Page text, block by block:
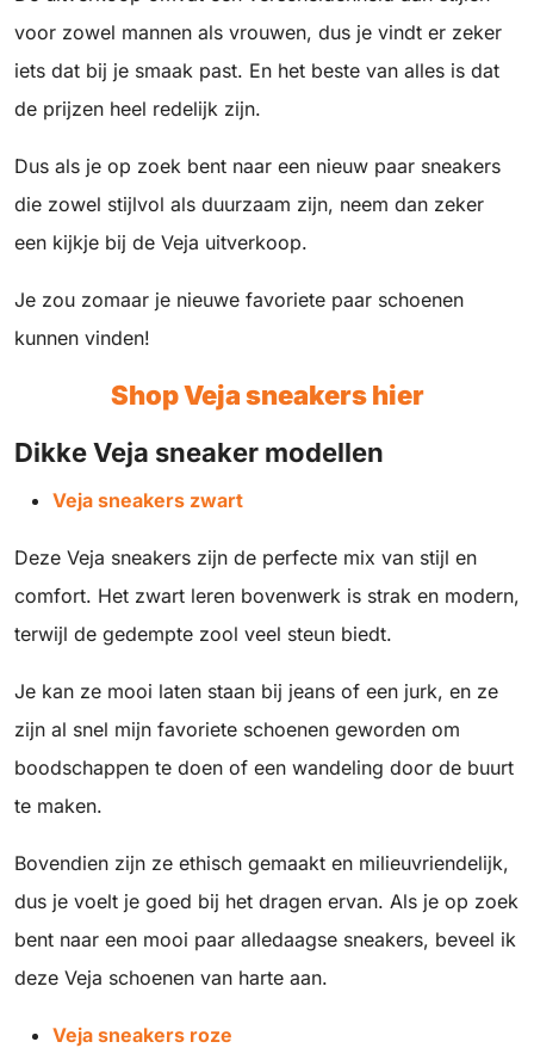
voor zowel mannen als vrouwen, dus je vindt er zeker
iets dat bij je smaak past. En het beste van alles is dat
de prijzen heel redelijk zijn.
Dus als je op zoek bent naar een nieuw paar sneakers
die zowel stijlvol als duurzaam zijn, neem dan zeker
een kijkje bij de Veja uitverkoop.
Je zou zomaar je nieuwe favoriete paar schoenen
kunnen vinden!
Shop Veja sneakershier
Dikke Veja sneaker modellen
Veja sneakers zwart
Deze Veja sneakers zijn de perfecte mix van stijl en
comfort. Het zwart leren bovenwerk is strak en modern,
terwijl de gedempte zool veel steun biedt.
Je kan ze mooi laten staan bij jeans of een jurk, en ze
zijn al snel mijn favoriete schoenen geworden om
boodschappen te doen of een wandeling door de buurt
te maken.
Bovendien zijn ze ethisch gemaakt en milieuvriendelijk,
dus je voelt je goed bij het dragen ervan. Als je op zoek
bent naar een mooi paar alledaagse sneakers, beveel ik
deze Veja schoenen van harte aan.
Veja sneakers roze